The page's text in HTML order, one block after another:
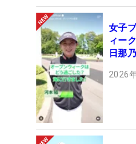
女子
ィー
日那
2026